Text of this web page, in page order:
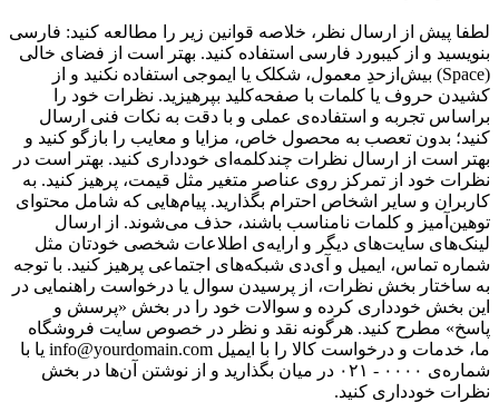
لطفا پیش از ارسال نظر، خلاصه قوانین زیر را مطالعه کنید: فارسی
بنویسید و از کیبورد فارسی استفاده کنید. بهتر است از فضای خالی
(Space) بیش‌از‌حدِ معمول، شکلک یا ایموجی استفاده نکنید و از
کشیدن حروف یا کلمات با صفحه‌کلید بپرهیزید. نظرات خود را
براساس تجربه و استفاده‌ی عملی و با دقت به نکات فنی ارسال
کنید؛ بدون تعصب به محصول خاص، مزایا و معایب را بازگو کنید و
بهتر است از ارسال نظرات چندکلمه‌‌ای خودداری کنید. بهتر است در
نظرات خود از تمرکز روی عناصر متغیر مثل قیمت، پرهیز کنید. به
کاربران و سایر اشخاص احترام بگذارید. پیام‌هایی که شامل محتوای
توهین‌آمیز و کلمات نامناسب باشند، حذف می‌شوند. از ارسال
لینک‌های سایت‌های دیگر و ارایه‌ی اطلاعات شخصی خودتان مثل
شماره تماس، ایمیل و آی‌دی شبکه‌های اجتماعی پرهیز کنید. با توجه
به ساختار بخش نظرات، از پرسیدن سوال یا درخواست راهنمایی در
این بخش خودداری کرده و سوالات خود را در بخش «پرسش و
پاسخ» مطرح کنید. هرگونه نقد و نظر در خصوص سایت فروشگاه
ما، خدمات و درخواست کالا را با ایمیل info@yourdomain.com یا با
شماره‌ی ۰۰۰۰ - ۰۲۱ در میان بگذارید و از نوشتن آن‌ها در بخش
نظرات خودداری کنید.